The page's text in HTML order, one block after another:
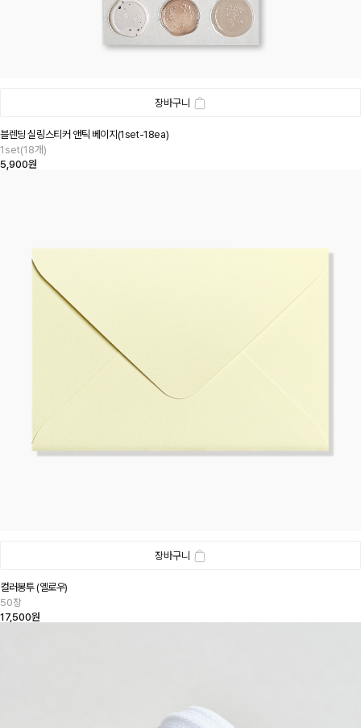
장바구니
블렌딩 실링스티커 앤틱 베이지(1set-18ea)
1set(18개)
5,900원
장바구니
컬러봉투 (옐로우)
50장
17,500원